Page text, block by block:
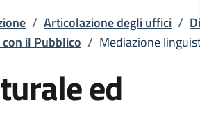
/ Articolazione degli uffici /
il Pubblico / Mediazione
ed